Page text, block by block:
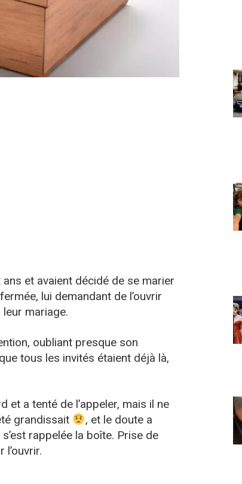
et avaient décidé de se marier
lui demandant de l’ouvrir
mariage.
oubliant presque son
tous les invités étaient déjà là,
et a tenté de l’appeler, mais il ne
grandissait
, et le doute a
s’est rappelée la boîte. Prise de
l’ouvrir.